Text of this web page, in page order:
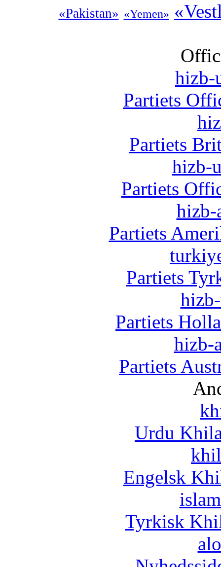
«Pakistan» «Yemen»
hizb-
Partiets
Partiets
hizb-
Partiets
hizb-
Partiets
Partiets
Partiets
hizb-
Partiets
Urdu
Engelsk
Tyrkisk